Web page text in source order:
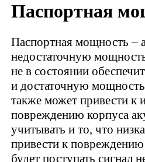
Паспортная
Паспортная мощность –
недостаточную
не в состоянии
и достаточную
также может привести к
повреждению корпуса
учитывать и то, что
привести к повреждению
будет поступать сигнал